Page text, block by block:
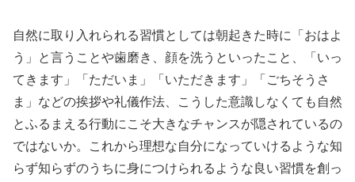
自然に取り入れられる習慣としては朝起きた時に「おはよ
う」と言うことや歯磨き、顔を洗うといったこと、「いっ
てきます」「ただいま」「いただきます」「ごちそうさ
ま」などの挨拶や礼儀作法、こうした意識しなくても自然
とふるまえる行動にこそ大きなチャンスが隠されているの
ではないか。これから理想な自分になっていけるような知
らず知らずのうちに身につけられるような良い習慣を創っ